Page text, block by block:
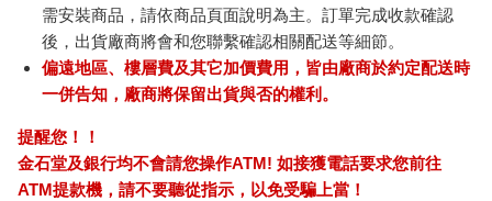
需安裝商品，請依商品頁面說明為主。訂單完成收款確認
後，出貨廠商將會和您聯繫確認相關配送等細節。
偏遠地區、樓層費及其它加價費用，皆由廠商於約定配送時
一併告知，廠商將保留出貨與否的權利。
提醒您！！
金石堂及銀行均不會請您操作ATM! 如接獲電話要求您前往
ATM提款機，請不要聽從指示，以免受騙上當！